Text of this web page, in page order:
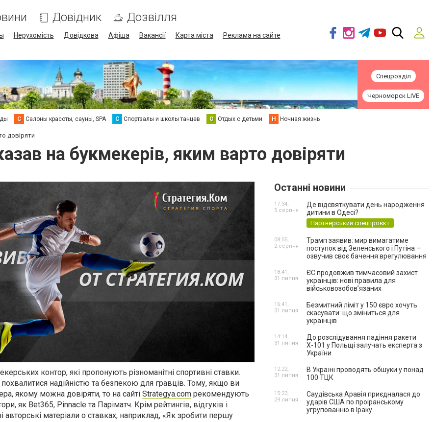
Довідник Дозвілля
Нерухомість Довідкова Афіша Вакансії Карта міста
Реклама на сайте
Спецрозділ
Черноморск LIVE
С Салоны красоты, сауны, SPA С Спортзалы и школы танцев О Отдых с детьми Н Ночная жизнь
довіряти
на букмекерів, яким варто довіряти
контор, які пропонують різноманітні спортивні ставки.
надійністю та безпекою для гравців. Тому, якщо ви
якому можна довіряти, то на сайті Strategya.com рекомендують
як Bet365, Pinnacle та Паріматч. Крім рейтингів, відгуків і
авторські матеріали о ставках, наприклад, «Як зробити першу
Останні новини
Де відсвяткувати день народження
дитини в Одесі?
Партнерський спецпроєкт
17:34,
5 серпня
Трамп заявив: мир вимагатиме
поступок від Зеленського і Путіна —
озвучив своє бачення врегулювання
08:55,
2 серпня
ЄС продовжив тимчасовий захист
українців: нові правила для
військовозобов’язаних
18:41,
31 липня
Безмитний ліміт у 150 євро хочуть
скасувати: що зміниться для
українців
16:41,
31 липня
До розслідування падіння ракети
Х-101 у Польщі залучать експерта з
України
14:14,
31 липня
В Україні проводять обшуки у понад
100 ТЦК
12:22,
31 липня
Саудівська Аравія приєдналася до
ударів США по проіранському
угрупованню в Іраку
15:23,
29 липня